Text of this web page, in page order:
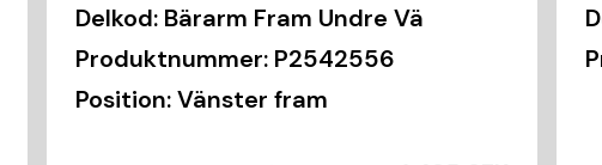
Delkod: Bärarm Fram Undre Vä
Produktnummer: P2542556
Position: Vänster fram